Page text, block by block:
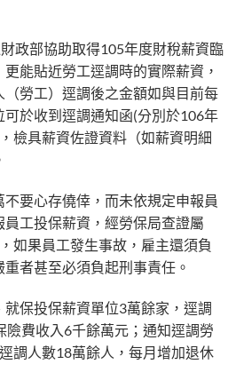
政部協助取得105年度財稅薪資臨
能貼近勞工逕調時的實際薪資，
勞工）逕調後之金額如與目前每
於收到逕調通知函(分別於106年
檢具薪資佐證資料（如薪資明細
要心存僥倖，而未依規定申報員
工投保薪資，經勞保局查證屬
如果員工發生事故，雇主還須負
者甚至必須負起刑事責任。
保投保薪資單位3萬餘家，逕調
險費收入6千餘萬元；通知逕調勞
調人數18萬餘人，每月增加退休